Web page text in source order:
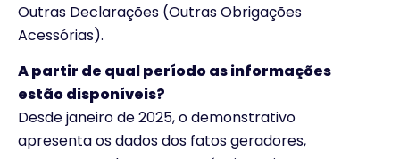
Outras Declarações (Outras Obrigações
Acessórias).
A partir de qual período as informações
estão disponíveis?
Desde janeiro de 2025, o demonstrativo
apresenta os dados dos fatos geradores,